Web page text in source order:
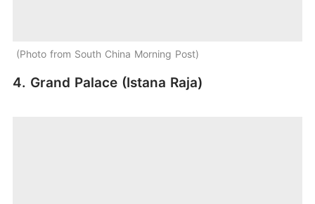
Photo from South China Morning Post
4. Grand Palace (Istana Raja)